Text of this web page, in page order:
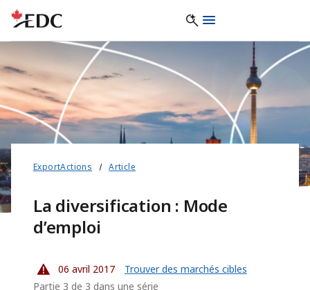
ExportActions Article
La diversification : Mode
d’emploi
06 avril 2017
Trouver des marchés cibles
Partie 3 de 3 dans une série